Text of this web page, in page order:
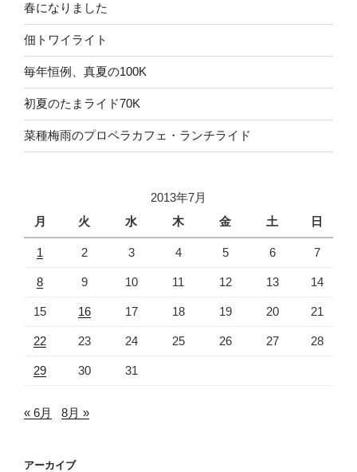
春になりました
佃トワイライト
毎年恒例、真夏の100K
初夏のたまライド70K
菜種梅雨のプロペラカフェ・ランチライド
2013年7月
月
火 水 木 金 土 日
1 2 3 4 5 6 7
8 9 10 11 12 13 14
15 16 17 18 19 20 21
22 23 24 25 26 27 28
29 30 31
« 6月 8月 »
アーカイブ